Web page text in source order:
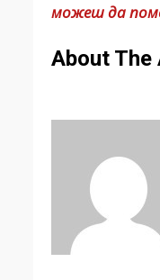
можеш да
About The